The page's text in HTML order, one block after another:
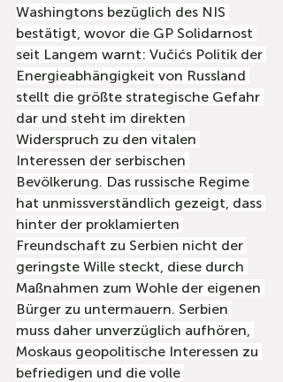
Washingtons bezüglich des NIS
bestätigt, wovor die GP Solidarnost
seit Langem warnt: Vučićs Politik der
Energieabhängigkeit von Russland
stellt die größte strategische Gefahr
dar und steht im direkten
Widerspruch zu den vitalen
Interessen der serbischen
Bevölkerung. Das russische Regime
hat unmissverständlich gezeigt, dass
hinter der proklamierten
Freundschaft zu Serbien nicht der
geringste Wille steckt, diese durch
Maßnahmen zum Wohle der eigenen
Bürger zu untermauern. Serbien
muss daher unverzüglich aufhören,
Moskaus geopolitische Interessen zu
befriedigen und die volle